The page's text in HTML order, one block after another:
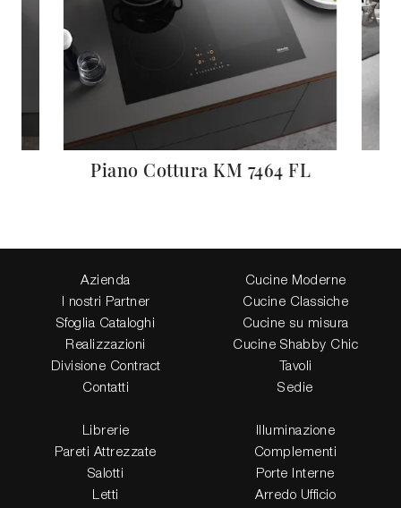
Piano Cottura KM 7464 FL
Azienda
I nostri Partner
Sfoglia Cataloghi
Realizzazioni
Divisione Contract
Contatti
Cucine Moderne
Cucine Classiche
Cucine su misura
Cucine Shabby Chic
Tavoli
Sedie
Librerie
Pareti Attrezzate
Salotti
Letti
Illuminazione
Complementi
Porte Interne
Arredo Ufficio